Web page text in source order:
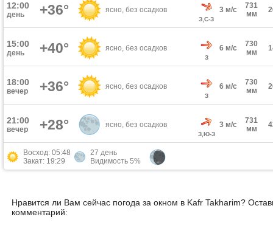
12:00
день +36° ясно, без осадков
З,С-З
3 м/с
731
мм
15:00
день +40° ясно, без осадков
З
6 м/с
730
мм
18:00
вечер +36° ясно, без осадков
З
6 м/с
730
мм
21:00
вечер +28° ясно, без осадков
З,Ю-З
3 м/с
731
мм
Восход: 05:48
Закат: 19:29
27 день
Видимость 5%
Нравится ли Вам сейчас погода за окном в Kafr Takharim?
комментарий: